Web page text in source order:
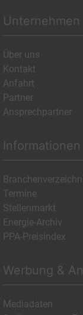
Unternehmen
Über uns
Kontakt
Anfahrt
Partner
Ansprechpartner
Informationen
Termine
Stellenmarkt
Energie-Archiv
PPA-Preisindex
Werbung &
Mediadaten